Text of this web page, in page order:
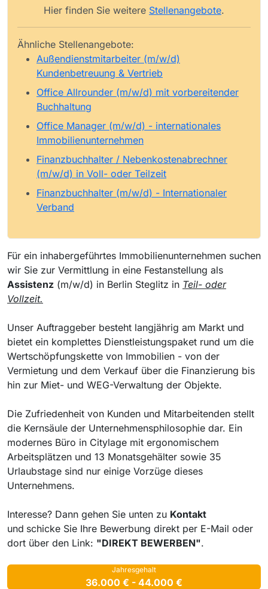
Hier finden Sie weitere Stellenangebote.
Ähnliche Stellenangebote:
Außendienstmitarbeiter (m/w/d)
Kundenbetreuung & Vertrieb
Office Allrounder (m/w/d) mit vorbereitender
Buchhaltung
Office Manager (m/w/d) - internationales
Immobilienunternehmen
Finanzbuchhalter / Nebenkostenabrechner
(m/w/d) in Voll- oder Teilzeit
Finanzbuchhalter (m/w/d) - Internationaler
Verband
Für ein inhabergeführtes Immobilienunternehmen suchen
wir Sie zur Vermittlung in eine Festanstellung als
Assistenz (m/w/d) in Berlin Steglitz in Teil- oder
Vollzeit.
Unser Auftraggeber besteht langjährig am Markt und
bietet ein komplettes Dienstleistungspaket rund um die
Wertschöpfungskette von Immobilien - von der
Vermietung und dem Verkauf über die Finanzierung bis
hin zur Miet- und WEG-Verwaltung der Objekte.
Die Zufriedenheit von Kunden und Mitarbeitenden stellt
die Kernsäule der Unternehmensphilosophie dar. Ein
modernes Büro in Citylage mit ergonomischem
Arbeitsplätzen und 13 Monatsgehälter sowie 35
Urlaubstage sind nur einige Vorzüge dieses
Unternehmens.
Interesse? Dann gehen Sie unten zu Kontakt
und schicke Sie Ihre Bewerbung direkt per E-Mail oder
dort über den Link: "DIREKT BEWERBEN".
Jahresgehalt
36.000 € - 44.000 €